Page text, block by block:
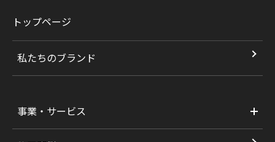
トップページ
私たちのブランド
事業・サービス